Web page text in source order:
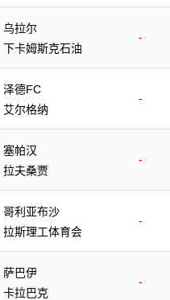
乌拉尔
-
下卡姆斯克石油
泽德FC
-
艾尔格纳
塞帕汉
-
拉夫桑贾
哥利亚布沙
-
拉斯理工体育会
萨巴伊
-
卡拉巴克